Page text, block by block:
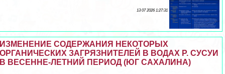
13 07 2026 1:27:31
ИЗМЕНЕНИЕ СОДЕРЖАНИЯ НЕКОТОРЫХ
ОРГАНИЧЕСКИХ ЗАГРЯЗНИТЕЛЕЙ В ВОДАХ Р. СУСУИ
В ВЕСЕННЕ-ЛЕТНИЙ ПЕРИОД (ЮГ САХАЛИНА)